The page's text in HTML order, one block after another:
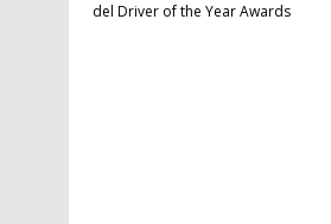
del Driver of the Year Awards